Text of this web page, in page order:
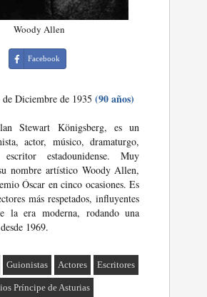
Woody Allen
Facebook
de Diciembre de 1935(90 años)
Stewart Königsberg, es un
actor, músico, dramaturgo,
estadounidense. Muy
nombre artístico Woody Allen,
Óscar en cinco ocasiones. Es
más respetados, influyentes
la era moderna, rodando una
1969.
Guionistas Actores Escritores
Príncipe de Asturias